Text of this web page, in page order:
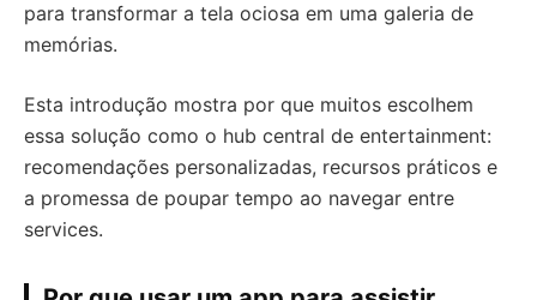
para transformar a tela ociosa em uma galeria de
memórias.
Esta introdução mostra por que muitos escolhem
essa solução como o hub central de entertainment:
recomendações personalizadas, recursos práticos e
a promessa de poupar tempo ao navegar entre
services.